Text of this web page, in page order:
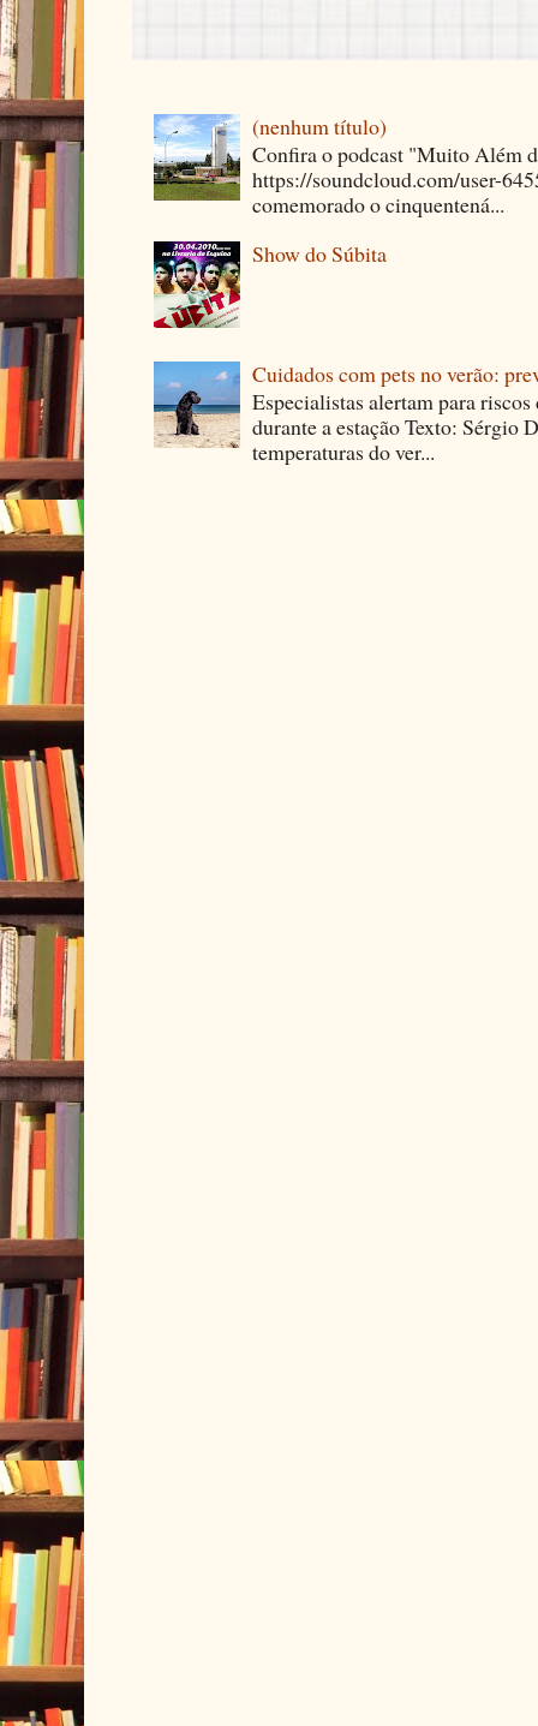
(nenhum título)
Confira o podcast "Muito Além
https://soundcloud.com/user-
comemorado o cinquentená...
Show do Súbita
Cuidados com pets no verão:
Especialistas alertam para
durante a estação Texto: Sérgio
temperaturas do ver...